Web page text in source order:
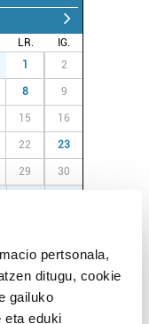
pertsonala,
ditugu, cookie
gailuko
eta eduki
LR.
IG.
1 2
8 9
15 16
22 23
29 30